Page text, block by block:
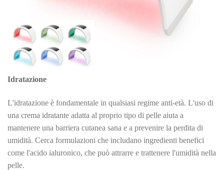
Idratazione
L'idratazione è fondamentale in qualsiasi regime anti-età. L'uso di
una crema idratante adatta al proprio tipo di pelle aiuta a
mantenere una barriera cutanea sana e a prevenire la perdita di
umidità. Cerca formulazioni che includano ingredienti benefici
come l'acido ialuronico, che può attrarre e trattenere l'umidità nella
pelle.